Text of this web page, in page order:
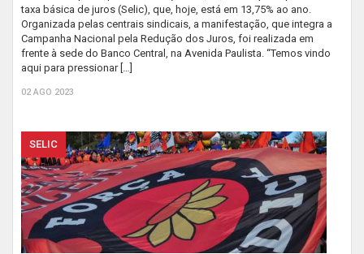
taxa básica de juros (Selic), que, hoje, está em 13,75% ao ano.
Organizada pelas centrais sindicais, a manifestação, que integra a
Campanha Nacional pela Redução dos Juros, foi realizada em
frente à sede do Banco Central, na Avenida Paulista. “Temos vindo
aqui para pressionar […]
02 AGO 2023
SELIC